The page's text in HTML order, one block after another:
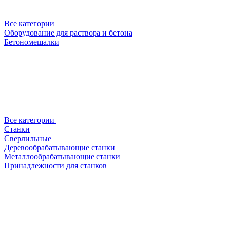
Все категории
Оборудование для раствора и бетона
Бетономешалки
Все категории
Станки
Сверлильные
Деревообрабатывающие станки
Металлообрабатывающие станки
Принадлежности для станков